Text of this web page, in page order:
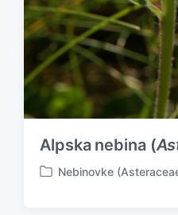
Alpska nebina (
P
Nebinovke